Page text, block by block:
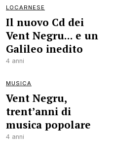
LOCARNESE
Il nuovo Cd dei
Vent Negru... e un
Galileo inedito
4 anni
MUSICA
Vent Negru,
trent’anni di
musica popolare
4 anni